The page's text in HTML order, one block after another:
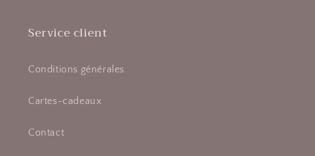
Service client
Conditions générales
Cartes-cadeaux
Contact